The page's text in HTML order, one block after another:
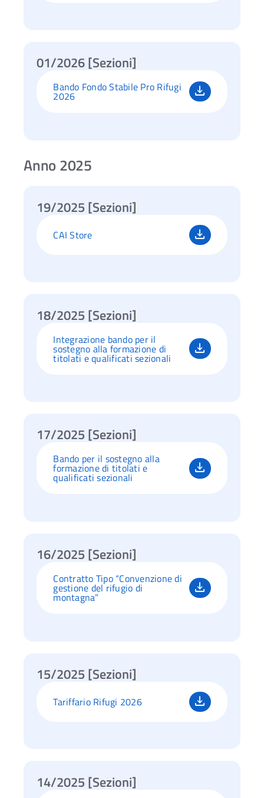
01/2026 [Sezioni]
Bando Fondo Stabile Pro Rifugi
2026
Anno 2025
19/2025 [Sezioni]
CAI Store
18/2025 [Sezioni]
Integrazione bando per il
sostegno alla formazione di
titolati e qualificati sezionali
17/2025 [Sezioni]
Bando per il sostegno alla
formazione di titolati e
qualificati sezionali
16/2025 [Sezioni]
Contratto Tipo “Convenzione di
gestione del rifugio di
montagna”
15/2025 [Sezioni]
Tariffario Rifugi 2026
14/2025 [Sezioni]